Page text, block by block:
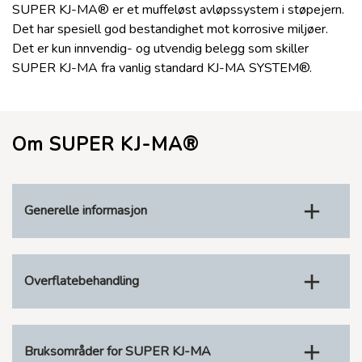
SUPER KJ-MA® er et muffeløst avløpssystem i støpejern.
Det har spesiell god bestandighet mot korrosive miljøer.
Det er kun innvendig- og utvendig belegg som skiller
SUPER KJ-MA fra vanlig standard KJ-MA SYSTEM®.
Om SUPER KJ-MA®
Generelle informasjon
Overflatebehandling
Bruksområder for SUPER KJ-MA